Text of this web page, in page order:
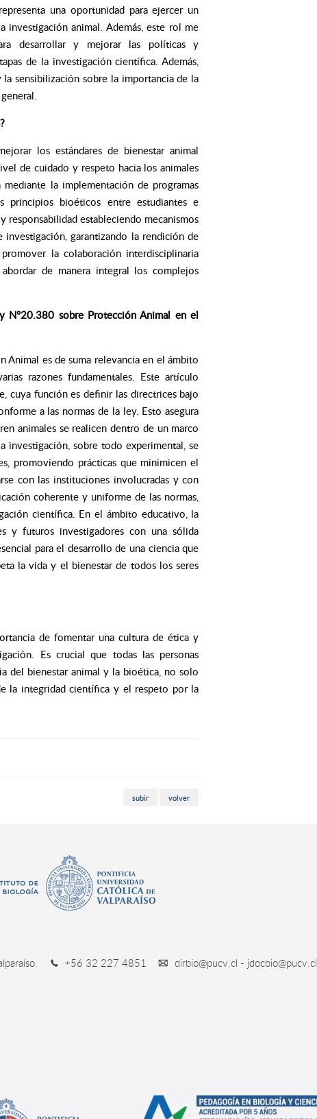
una oportunidad para ejercer un
animal. Además, este rol me
desarrollar y mejorar las políticas y
de la investigación científica. Además,
sensibilización sobre la importancia de la
los estándares de bienestar animal
de cuidado y respeto hacia los animales
la implementación de programas
principios bioéticos entre estudiantes e
responsabilidad estableciendo mecanismos
garantizando la rendición de
la colaboración interdisciplinaria
de manera integral los complejos
sobre Protección Animal en el
es de suma relevancia en el ámbito
razones fundamentales. Este artículo
cuya función es definir las directrices bajo
a las normas de la ley. Esto asegura
animales se realicen dentro de un marco
investigación, sobre todo experimental, se
promoviendo prácticas que minimicen el
con las instituciones involucradas y con
coherente y uniforme de las normas,
científica. En el ámbito educativo, la
y futuros investigadores con una sólida
para el desarrollo de una ciencia que
la vida y el bienestar de todos los seres
de fomentar una cultura de ética y
Es crucial que todas las personas
del bienestar animal y la bioética, no solo
la integridad científica y el respeto por la
subir volver
+56 32 227 4851 dirbio@pucv.cl - jdocbio@pucv.cl